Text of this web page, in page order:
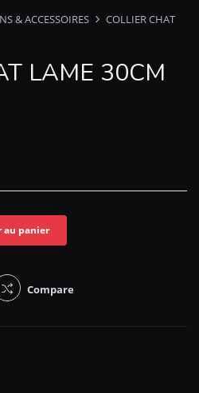
& ACCESSOIRES
COLLIER CHAT
LAME 30CM
au panier
Compare